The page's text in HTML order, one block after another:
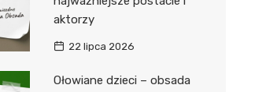
aktorzy
22 lipca 2026
Ołowiane dzieci – obsada